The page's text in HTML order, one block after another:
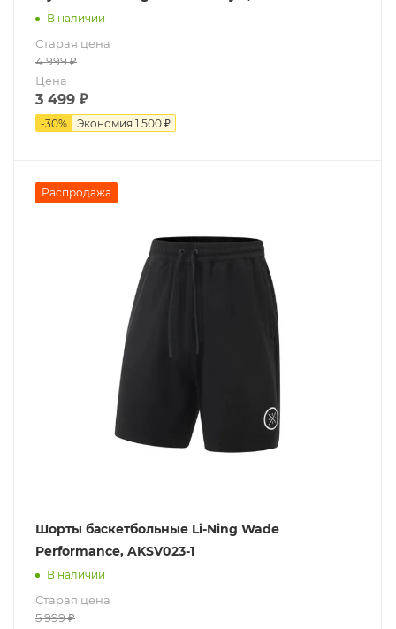
В наличии
Старая цена
4 999₽
Цена
3 499 ₽
-30% Экономия 1 500 ₽
Распродажа
Шорты баскетбольные Li-Ning Wade
Performance, AKSV023-1
В наличии
Старая цена
5 999₽